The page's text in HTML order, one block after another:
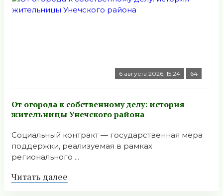
6 августа 2026, 15:24 64
От огорода к собственному делу: история
жительницы Унечского района
Социальный контракт — государственная мера
поддержки, реализуемая в рамках
регионального ...
Читать далее